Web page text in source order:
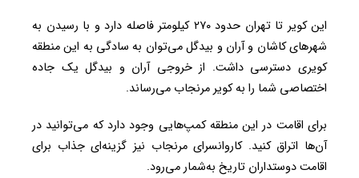
این کویر تا تهران حدود ۲۷۰ کیلومتر فاصله دارد و با رسیدن به
شهرهای کاشان و آران و بیدگل می‌توان به سادگی به این منطقه
کویری دسترسی داشت. از خروجی آران و بیدگل یک جاده
اختصاصی شما را به کویر مرنجاب می‌رساند.
برای اقامت در این منطقه کمپ‌هایی وجود دارد که می‌توانید در
آن‌ها اتراق کنید. کاروانسرای مرنجاب نیز گزینه‌ای جذاب برای
اقامت دوستداران تاریخ به‌شمار می‌رود.